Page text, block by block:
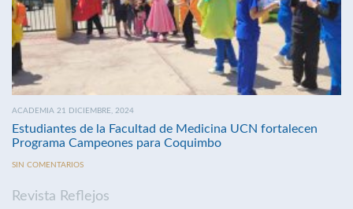
ACADEMIA 21 DICIEMBRE, 2024
Estudiantes de la Facultad de Medicina UCN fortalecen
Programa Campeones para Coquimbo
SIN COMENTARIOS
Revista Reflejos